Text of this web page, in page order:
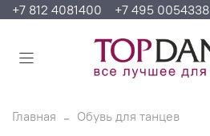
+7 812 4081400 +7 495 0054338
Главная Обувь для танцев